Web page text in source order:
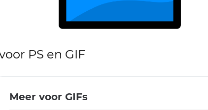
PS en GIF
Meer voor GIFs